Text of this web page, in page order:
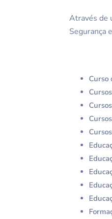
Através de
Segurança
Curso